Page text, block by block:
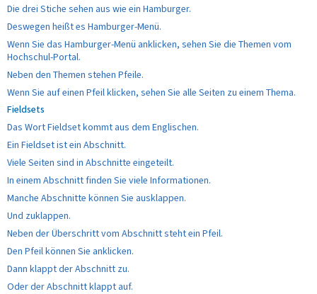
Die drei Stiche sehen aus wie ein Hamburger.
Deswegen heißt es Hamburger-Menü.
Wenn Sie das Hamburger-Menü anklicken, sehen Sie die Themen vom
Hochschul-Portal.
Neben den Themen stehen Pfeile.
Wenn Sie auf einen Pfeil klicken, sehen Sie alle Seiten zu einem Thema.
Fieldsets
Das Wort Fieldset kommt aus dem Englischen.
Ein Fieldset ist ein Abschnitt.
Viele Seiten sind in Abschnitte eingeteilt.
In einem Abschnitt finden Sie viele Informationen.
Manche Abschnitte können Sie ausklappen.
Und zuklappen.
Neben der Überschritt vom Abschnitt steht ein Pfeil.
Den Pfeil können Sie anklicken.
Dann klappt der Abschnitt zu.
Oder der Abschnitt klappt auf.